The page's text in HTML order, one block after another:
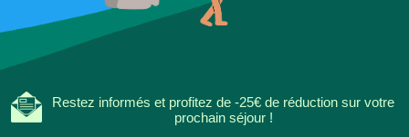
Restez informés et profitez de -25€ de réduction sur votre
prochain séjour !